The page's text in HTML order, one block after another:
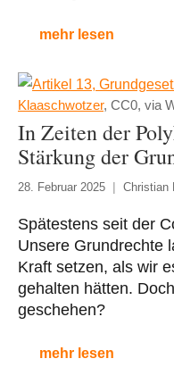
mehr lesen
Klaaschwotzer, CC0, via
In Zeiten der
Stärkung der
28. Februar 2025 Christian
Spätestens seit der
Unsere Grundrechte
Kraft setzen, als wir
gehalten hätten.
geschehen?
mehr lesen